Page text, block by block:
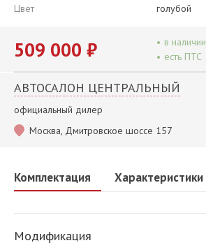
Цвет
голубой
509 000 ₽ • в наличии
• есть ПТС
АВТОСАЛОН ЦЕНТРАЛЬНЫЙ
официальный дилер
Москва, Дмитровское шоссе 157
Комплектация Характеристики
Модификация